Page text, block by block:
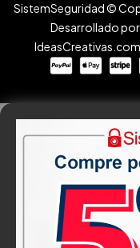
SistemSeguridad ©
Desarrollado por